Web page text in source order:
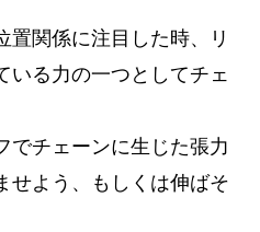
置関係に注目した時、リ
いる力の一つとしてチェ
でチェーンに生じた張力
せよう、もしくは伸ばそ